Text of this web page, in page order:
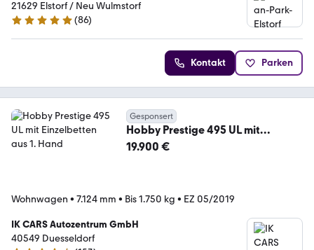
21629 Elstorf / Neu Wulmstorf
5 Sterne
(86)
Kontakt Parken
Gesponsert
Hobby Prestige 495 UL mit
Einzelbetten aus 1. Hand
19.900 €
Wohnwagen • 7.124 mm • Bis 1.750 kg • EZ 05/2019
IK CARS Autozentrum GmbH
40549 Duesseldorf